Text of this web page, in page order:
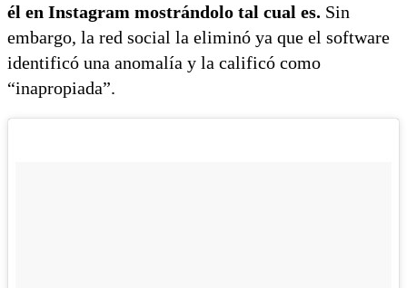
él en Instagram mostrándolo tal cual es. Sin
embargo, la red social la eliminó ya que el software
identificó una anomalía y la calificó como
“inapropiada”.